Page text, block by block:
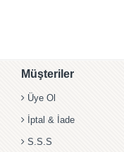
Müşteriler
Üye Ol
İptal & İade
S.S.S